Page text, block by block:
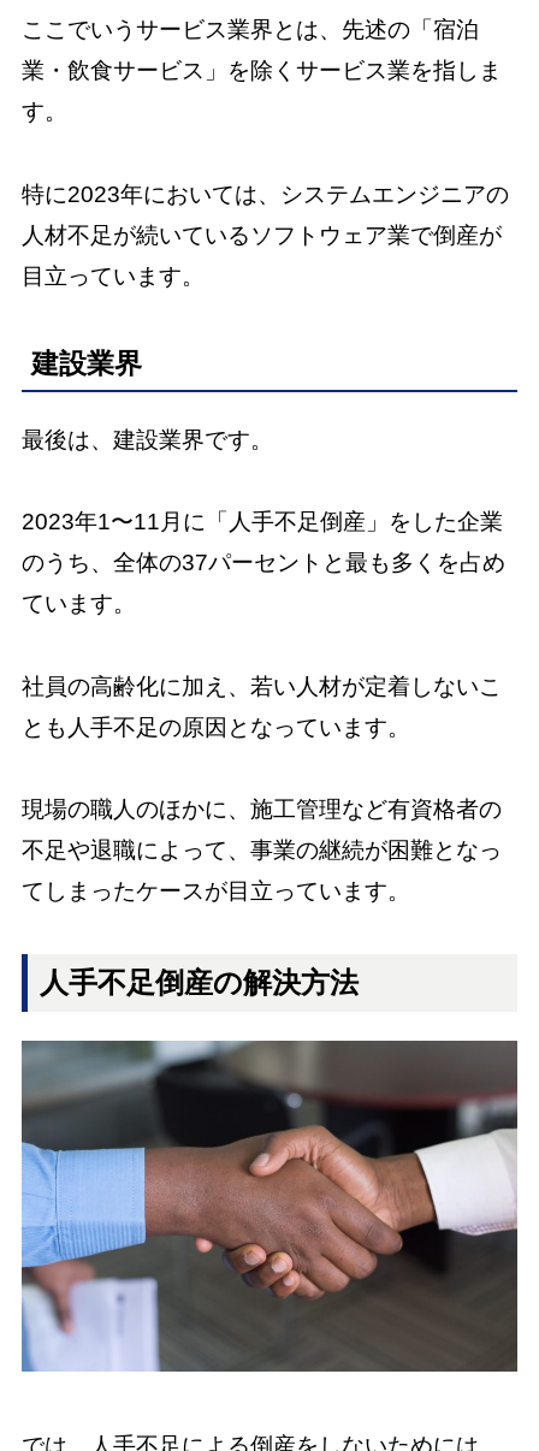
ここでいうサービス業界とは、先述の「宿泊
業・飲食サービス」を除くサービス業を指しま
す。
特に2023年においては、システムエンジニアの
人材不足が続いているソフトウェア業で倒産が
目立っています。
建設業界
最後は、建設業界です。
2023年1〜11月に「人手不足倒産」をした企業
のうち、全体の37パーセントと最も多くを占め
ています。
社員の高齢化に加え、若い人材が定着しないこ
とも人手不足の原因となっています。
現場の職人のほかに、施工管理など有資格者の
不足や退職によって、事業の継続が困難となっ
てしまったケースが目立っています。
人手不足倒産の解決方法
では、人手不足による倒産をしないためには、